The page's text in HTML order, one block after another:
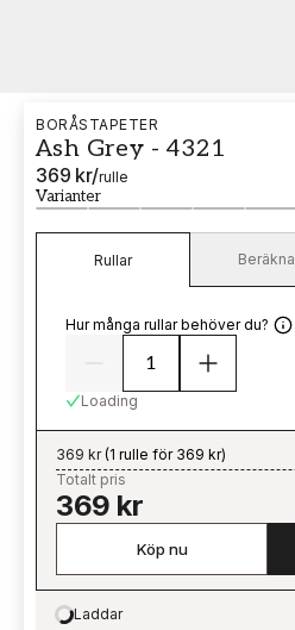
BORÅSTAPETER
Ash Grey - 4321
369 kr/rulle
Varianter
Rullar Beräkna
Hur många rullar behöver du?
Loading
369 kr(1 rulle för 369 kr)
Totalt pris
369 kr
Köp nu
Laddar